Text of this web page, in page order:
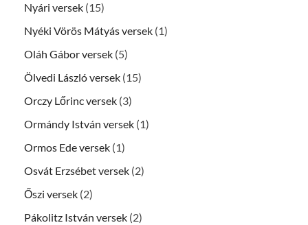
Nyári versek (15)
Nyéki Vörös Mátyás versek (1)
Oláh Gábor versek (5)
Ölvedi László versek (15)
Orczy Lőrinc versek (3)
Ormándy István versek (1)
Ormos Ede versek (1)
Osvát Erzsébet versek (2)
Őszi versek (2)
Pákolitz István versek (2)